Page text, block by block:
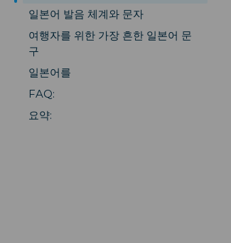
일본어 발음 체계와 문자
여행자를 위한 가장 흔한 일본어 문
구
일본어를
FAQ:
요약: